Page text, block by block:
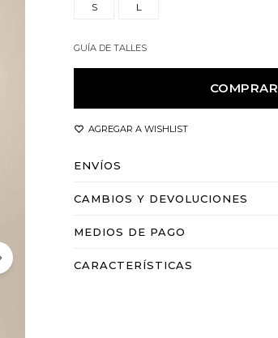
S L
GUÍA DE TALLES
COMPRAR
ENVÍOS
CAMBIOS Y DEVOLUCIONES
MEDIOS DE PAGO
CARACTERÍSTICAS